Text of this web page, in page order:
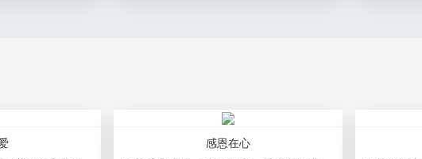
感恩在心